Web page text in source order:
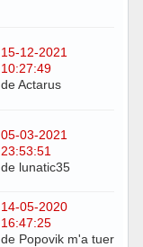
15-12-2021
10:27:49
de Actarus
05-03-2021
23:53:51
de lunatic35
14-05-2020
16:47:25
de Popovik m'a tuer